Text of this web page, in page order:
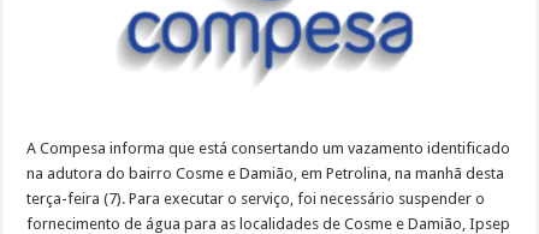
A Compesa informa que está consertando um vazamento identificado
na adutora do bairro Cosme e Damião, em Petrolina, na manhã desta
terça-feira (7). Para executar o serviço, foi necessário suspender o
fornecimento de água para as localidades de Cosme e Damião, Ipsep